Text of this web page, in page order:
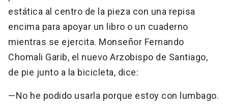
estática al centro de la pieza con una repisa
encima para apoyar un libro o un cuaderno
mientras se ejercita. Monseñor Fernando
Chomali Garib, el nuevo Arzobispo de Santiago,
de pie junto a la bicicleta, dice:
—No he podido usarla porque estoy con lumbago.